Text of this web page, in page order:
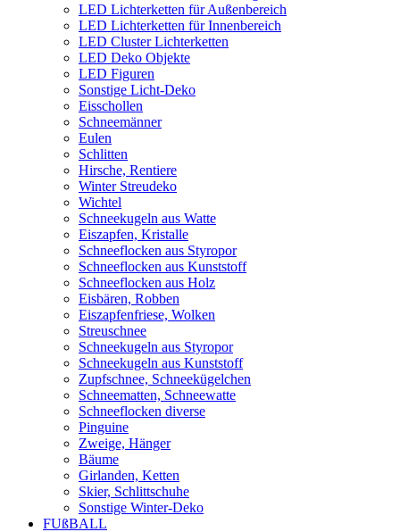
LED Lichterketten für Außenbereich
LED Lichterketten für Innenbereich
LED Cluster Lichterketten
LED Deko Objekte
LED Figuren
Sonstige Licht-Deko
Eisschollen
Schneemänner
Eulen
Schlitten
Hirsche, Rentiere
Winter Streudeko
Wichtel
Schneekugeln aus Watte
Eiszapfen, Kristalle
Schneeflocken aus Styropor
Schneeflocken aus Kunststoff
Schneeflocken aus Holz
Eisbären, Robben
Eiszapfenfriese, Wolken
Streuschnee
Schneekugeln aus Styropor
Schneekugeln aus Kunststoff
Zupfschnee, Schneekügelchen
Schneematten, Schneewatte
Schneeflocken diverse
Pinguine
Zweige, Hänger
Bäume
Girlanden, Ketten
Skier, Schlittschuhe
Sonstige Winter-Deko
FUßBALL